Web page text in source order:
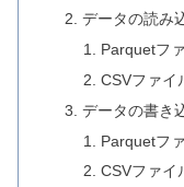
データの読み
Parquetフ
CSVファイ
データの書き
Parquetフ
CSVファイ